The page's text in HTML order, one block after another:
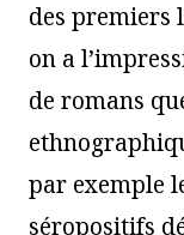
des premiers
on a
de romans
par exemple
séropositifs